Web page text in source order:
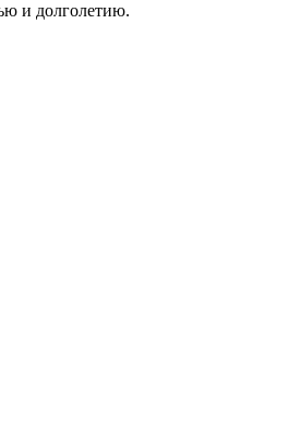
и долголетию.